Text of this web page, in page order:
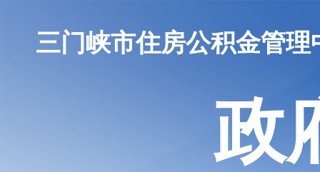
三门峡市住房公积金管理
政